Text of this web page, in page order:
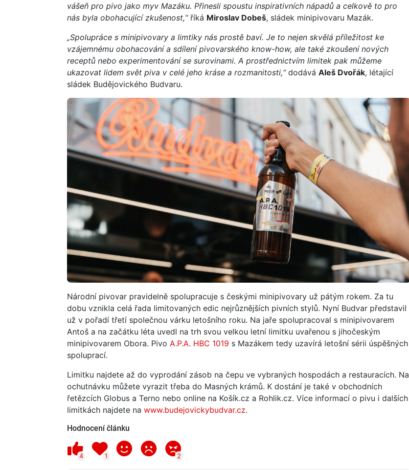
vášeň pro pivo jako myv Mazáku. Přinesli spoustu inspirativních nápadů a celkově to pro
nás byla obohacující zkušenost,“říká Miroslav Dobeš, sládek minipivovaru Mazák.
„Spolupráce s minipivovary a limtiky nás prostě baví. Je to nejen skvělá příležitost ke
vzájemnému obohacování a sdílení pivovarského know-how, ale také zkoušení nových
receptů nebo experimentování se surovinami. A prostřednictvím limitek pak můžeme
ukazovat lidem svět piva v celé jeho kráse a rozmanitosti,“dodává Aleš Dvořák, létající
sládek Budějovického Budvaru.
Národní pivovar pravidelně spolupracuje s českými minipivovary už pátým rokem. Za tu
dobu vznikla celá řada limitovaných edic nejrůznějších pivních stylů. Nyní Budvar představil
už v pořadí třetí společnou várku letošního roku. Na jaře spolupracoval s minipivovarem
Antoš a na začátku léta uvedl na trh svou velkou letní limitku uvařenou s jihočeským
minipivovarem Obora. Pivo A.P.A. HBC 1019 s Mazákem tedy uzavírá letošní sérii úspěšných
spoluprací.
Limitku najdete až do vyprodání zásob na čepu ve vybraných hospodách a restauracích. Na
ochutnávku můžete vyrazit třeba do Masných krámů. K dostání je také v obchodních
řetězcích Globus a Terno nebo online na Košík.cz a Rohlik.cz. Více informací o pivu i dalších
limitkách najdete na www.budejovickybudvar.cz.
Hodnocení článku
4 1 2